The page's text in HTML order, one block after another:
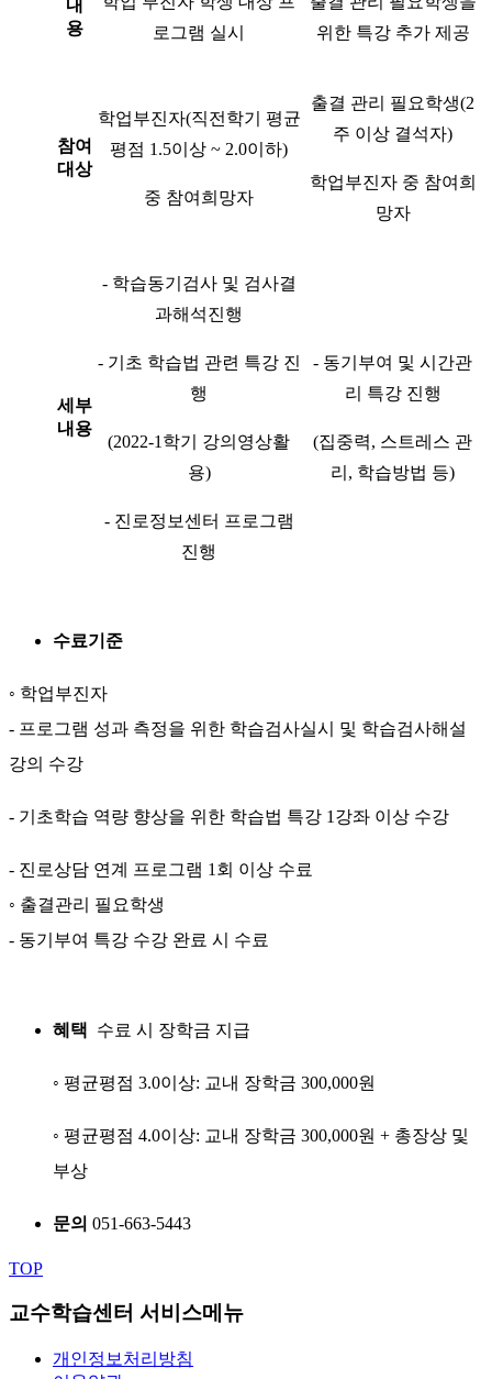
내
용
로그램 실시
위한 특강 추가 제공
참여
대상
학업부진자(직전학기 평균
평점 1.5이상 ~ 2.0이하)
중 참여희망자
출결 관리 필요학생(2
주 이상 결석자)
학업부진자 중 참여희
망자
세부
내용
- 학습동기검사 및 검사결
과해석진행
- 기초 학습법 관련 특강 진
행
(2022-1학기 강의영상활
용)
- 진로정보센터 프로그램
진행
- 동기부여 및 시간관
리 특강 진행
(집중력, 스트레스 관
리, 학습방법 등)
수료기준
◦ 학업부진자
- 프로그램 성과 측정을 위한 학습검사실시 및 학습검사해설
강의 수강
- 기초학습 역량 향상을 위한 학습법 특강 1강좌 이상 수강
- 진로상담 연계 프로그램 1회 이상 수료
◦ 출결관리 필요학생
- 동기부여 특강 수강 완료 시 수료
혜택 수료 시 장학금 지급
◦ 평균평점 3.0이상: 교내 장학금 300,000원
◦ 평균평점 4.0이상: 교내 장학금 300,000원 + 총장상 및
부상
문의 051-663-5443
TOP
교수학습센터 서비스메뉴
개인정보처리방침